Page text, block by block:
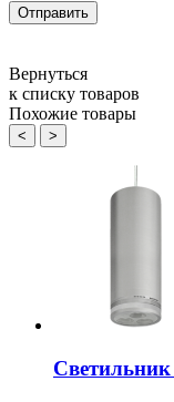
Вернуться
к списку товаров
Похожие товары
< >
Светильник